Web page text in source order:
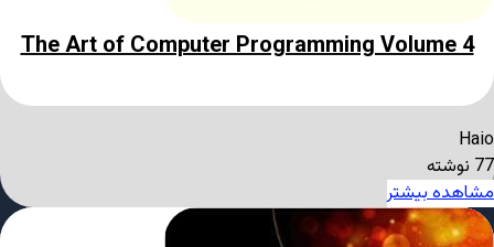
The Art of Computer Programming Volume 4
Haio
77 نوشته
مشاهده بیشتر